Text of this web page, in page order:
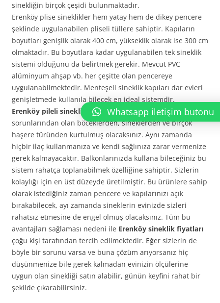
sinekliğin birçok çeşidi bulunmaktadır.
Erenköy plise sineklikler hem yatay hem de dikey pencere
şeklinde uygulanabilen pliseli tüllere sahiptir. Kapıların
boyutları genişlik olarak 400 cm, yükseklik olarak ise 300 cm
olmaktadır. Bu boyutlara kadar uygulanabilen tek sineklik
sistemi olduğunu da belirtmek gerekir. Mevcut PVC
alüminyum ahşap vb. her çeşitte olan pencereye
uygulanabilmektedir. Menteşeli sineklik kapıları dar evleri
genişletmede kullanıla bilecek en ideal sistemdir.
Erenköy pileli sineklik
kullanarak artık yaz aylarının
sorunlarından olan böceklerden, sineklerden ve birçok
haşere türünden kurtulmuş olacaksınız. Aynı zamanda
hiçbir ilaç kullanmanıza ve kendi sağlınıza zarar vermenize
gerek kalmayacaktır. Balkonlarınızda kullana bileceğiniz bu
sistem rahatça toplanabilmek özelliğine sahiptir. Sizlerin
kolaylığı için en üst düzeyde üretilmiştir. Bu ürünlere sahip
olarak istediğiniz zaman pencere ve kapılarınızı açık
bırakabilecek, ayı zamanda sineklerin evinizde sizleri
rahatsız etmesine de engel olmuş olacaksınız. Tüm bu
avantajları sağlaması nedeni ile Erenköy sineklik fiyatları
çoğu kişi tarafından tercih edilmektedir. Eğer sizlerin de
böyle bir sorunu varsa ve buna çözüm arıyorsanız hiç
düşünmenize bile gerek kalmadan evinizin ölçülerine
uygun olan sinekliği satın alabilir, günün keyfini rahat bir
şekilde çıkarabilirsiniz.
Whatsapp iletişim butonu